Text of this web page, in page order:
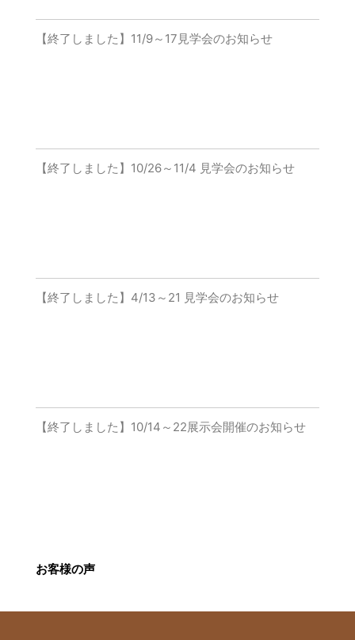
【終了しました】11/9～17見学会のお知らせ
【終了しました】10/26～11/4 見学会のお知らせ
【終了しました】4/13～21 見学会のお知らせ
【終了しました】10/14～22展示会開催のお知らせ
お客様の声